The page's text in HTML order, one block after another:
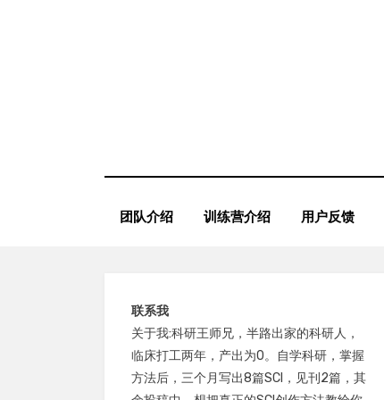
团队介绍 训练营介绍 用户反馈
联系我
关于我:科研王师兄，半路出家的科研人，
临床打工两年，产出为0。自学科研，掌握
方法后，三个月写出8篇SCI，见刊2篇，其